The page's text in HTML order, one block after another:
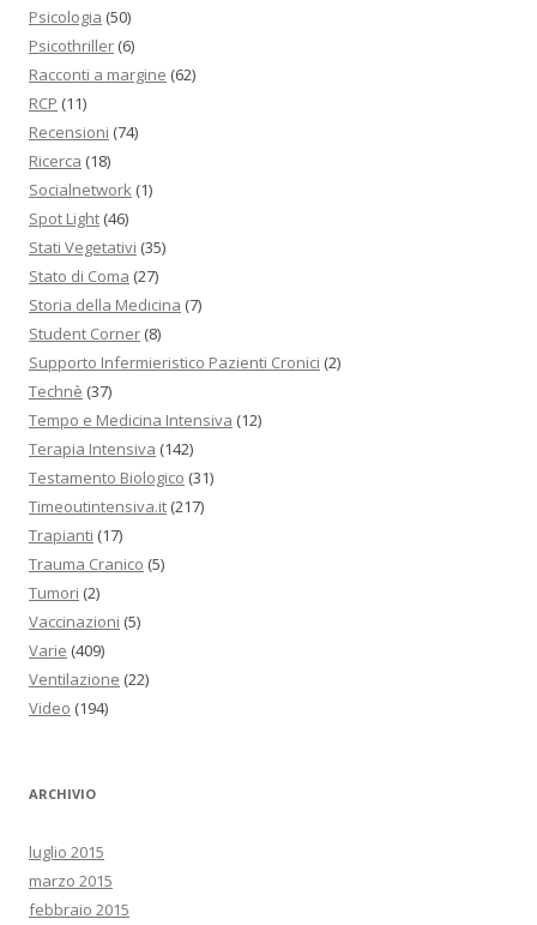
Psicologia (50)
Psicothriller (6)
Racconti a margine (62)
RCP (11)
Recensioni (74)
Ricerca (18)
Socialnetwork (1)
Spot Light (46)
Stati Vegetativi (35)
Stato di Coma (27)
Storia della Medicina (7)
Student Corner (8)
Supporto Infermieristico Pazienti Cronici (2)
Technè (37)
Tempo e Medicina Intensiva (12)
Terapia Intensiva (142)
Testamento Biologico (31)
Timeoutintensiva.it (217)
Trapianti (17)
Trauma Cranico (5)
Tumori (2)
Vaccinazioni (5)
Varie (409)
Ventilazione (22)
Video (194)
ARCHIVIO
luglio 2015
marzo 2015
febbraio 2015